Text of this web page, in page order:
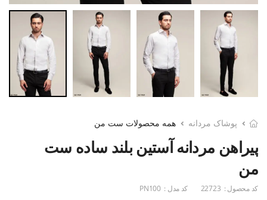
پوشاک مردانه همه محصولات ست من
پیراهن مردانه آستین بلند ساده ست
من
کد محصول : 22723 کد مدل : PN100